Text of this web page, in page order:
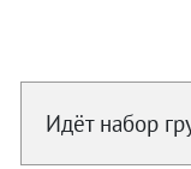
Идёт набор